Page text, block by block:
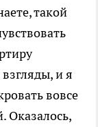
такой
и я
вовсе
Оказалось,